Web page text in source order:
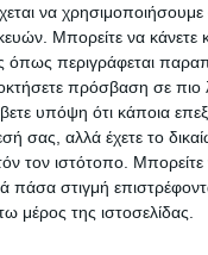
να
Μπορείτε να κάνετε
περιγράφεται
πρόσβαση σε πιο
υπόψη ότι κάποια
σας, αλλά έχετε το
τον ιστότοπο.
στιγμή
μέρος της ιστοσελίδας.
του
1/26